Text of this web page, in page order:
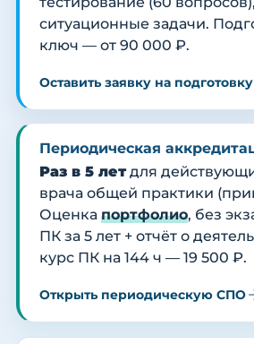
ситуационные задачи.
ключ — от 90 000 ₽.
Оставить заявку на подготовку
Периодическая
Раз в 5 летдля
врача общей практики
Оценка портфолио, без
ПК за 5 лет + отчёт о
курс ПК на 144 ч — 19 500 ₽.
Открыть периодическую СПО